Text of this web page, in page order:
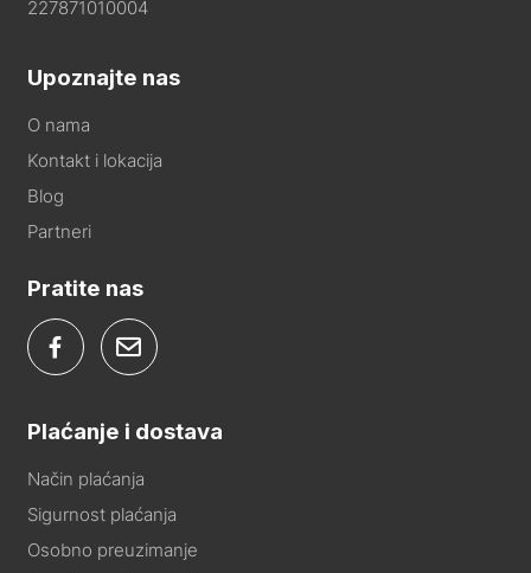
227871010004
Upoznajte nas
O nama
Kontakt i lokacija
Blog
Partneri
Pratite nas
Plaćanje i dostava
Način plaćanja
Sigurnost plaćanja
Osobno preuzimanje